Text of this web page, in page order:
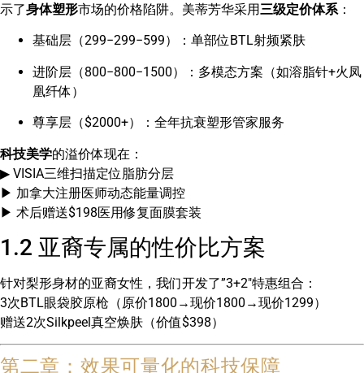
示了身体塑形市场的价格陷阱。美蒂芳华采用三级定价体系：
基础层（299−299−599）：单部位BTL射频紧肤
进阶层（800−800−1500）：多模态方案（如溶脂针+火凤
凰纤体）
尊享层（$2000+）：全年抗衰塑形管家服务
科技美学的溢价体现在：
▶ VISIA三维扫描定位脂肪分层
▶ 加拿大注册医师动态能量调控
▶ 术后赠送$198医用修复面膜套装
1.2 亚裔专属的性价比方案
针对梨形身材的亚裔女性，我们开发了”3+2″特惠组合：
3次BTL眼袋胶原枪（原价1800→现价1800 →现价1299）
赠送2次Silkpeel真空焕肤（价值$398）
第二章：效果可量化的科技保障